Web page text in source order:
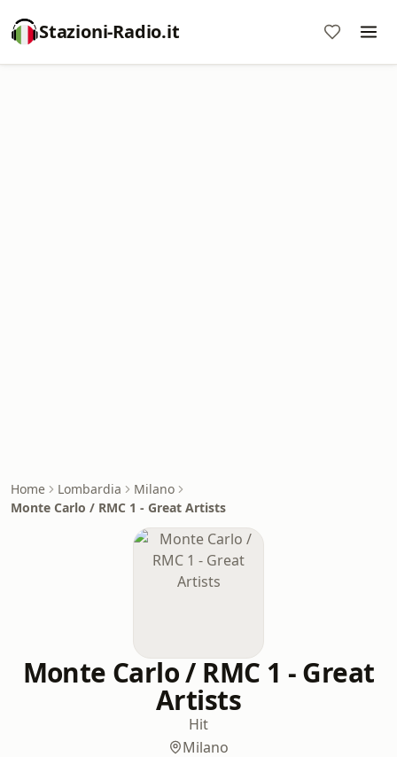
Stazioni-Radio.it
Home Lombardia
Milano
Monte Carlo / RMC 1 - Great Artists
Monte Carlo / RMC 1 - Great
Artists
Hit
Milano